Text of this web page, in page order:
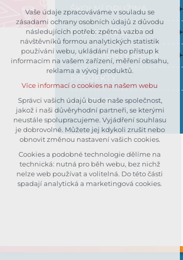
ŠKOLNÍ DRUŽINA
ŠKOLNÍ JÍDELNA
DOKUMENTY ŠKOLY
KONTAKT
Technická cookies
nutná pro provozování webu
udržení kontextu stránek (session):
případná přihlášení, volby jazyka,
apod.
analytická pro anonymizované
vyhodnocení návštěvnosti
marketingová cookies (Google)
Více informací o cookies na našem webu
Přijmout všechny cookies
Odmítnout vše
Vaše údaje zpracováváme v souladu se
zásadami ochrany osobních údajů z důvodu
následujících potřeb: zpětná vazba od
návštěvníků formou analytických statistik
používání webu, ukládání nebo přístup k
informacím na vašem zařízení, měření obsahu,
reklama a vývoj produktů.
Více informací o cookies na našem webu
Správci vašich údajů bude naše společnost,
jakož i naši důvěryhodní partneři, se kterými
neustále spolupracujeme. Vyjádření souhlasu
je dobrovolné. Můžete jej kdykoli zrušit nebo
obnovit změnou nastavení vašich cookies.
Cookies a podobné technologie dělíme na
technická: nutná pro běh webu, bez nichž
nelze web používat a volitelná. Do této části
spadají analytická a marketingová cookies.